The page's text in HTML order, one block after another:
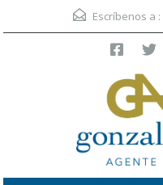
Escríbenos a :